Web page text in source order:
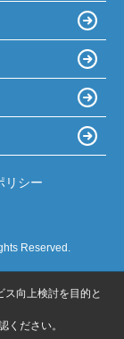
リシー
Reserved.
向上検討を目的と
ください。